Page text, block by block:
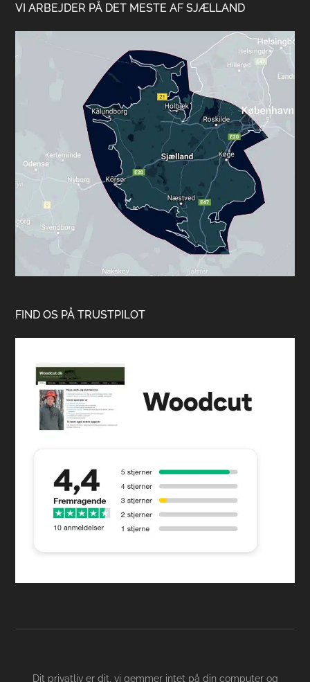
VI ARBEJDER PÅ DET MESTE AF SJÆLLAND
FIND OS PÅ TRUSTPILOT
Dit privatliv er dit, vi gemmer intet på din computer og